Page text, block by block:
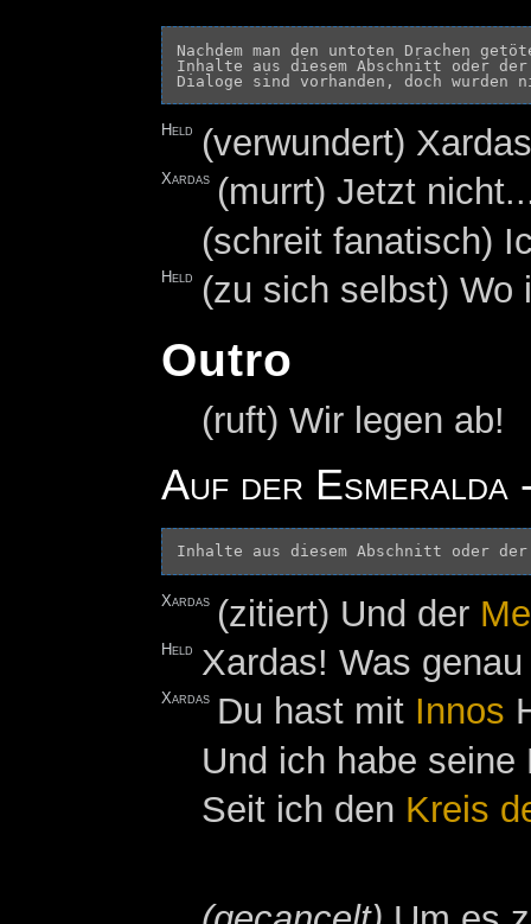
Nachdem man den untoten Drachen
Inhalte aus diesem Abschnitt oder
Held (verwundert)
Xardas (murrt) Jetzt
(schreit fanatisch)
Held (zu sich selbst) Wo
Outro
(ruft) Wir legen ab!
Auf der Esmeralda
Inhalte aus diesem Abschnitt oder
Xardas (zitiert) Und der
Held Xardas! Was
Xardas Du hast mit Innos
Und ich habe
Seit ich den Kreis